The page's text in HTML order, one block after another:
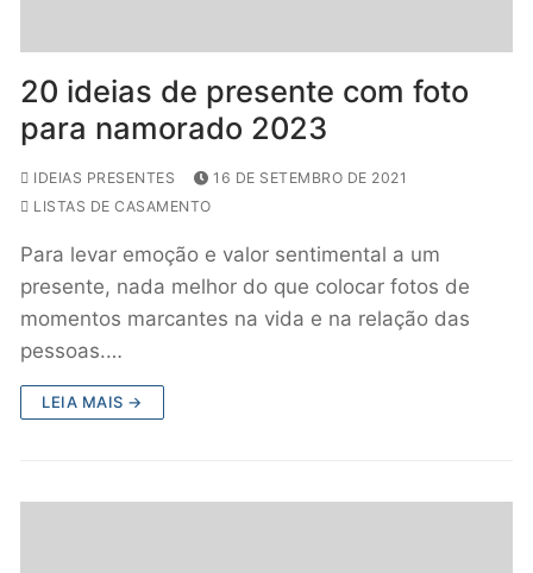
20 ideias de presente com foto
para namorado 2023
IDEIAS PRESENTES
16 DE SETEMBRO DE 2021
LISTAS DE CASAMENTO
Para levar emoção e valor sentimental a um
presente, nada melhor do que colocar fotos de
momentos marcantes na vida e na relação das
pessoas.…
LEIA MAIS →